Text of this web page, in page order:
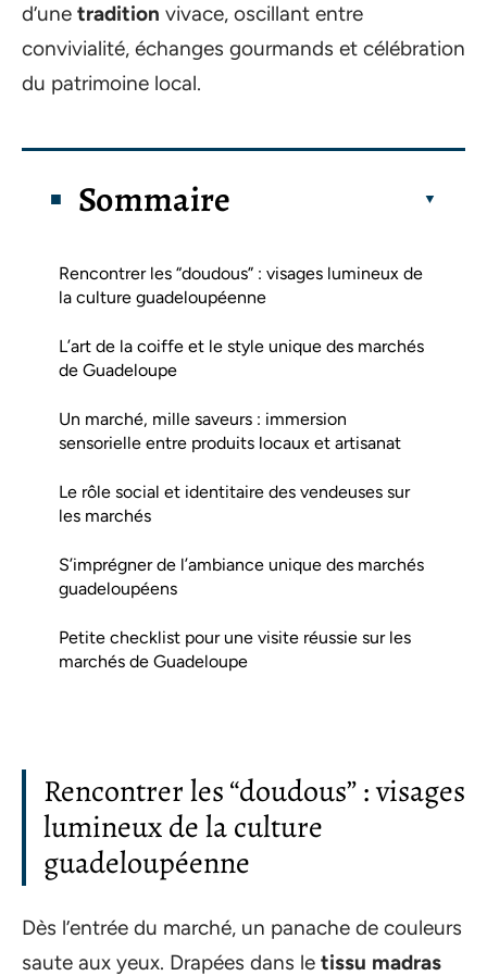
d’une tradition vivace, oscillant entre
convivialité, échanges gourmands et célébration
du patrimoine local.
Sommaire
Rencontrer les “doudous” : visages lumineux de
la culture guadeloupéenne
L’art de la coiffe et le style unique des marchés
de Guadeloupe
Un marché, mille saveurs : immersion
sensorielle entre produits locaux et artisanat
Le rôle social et identitaire des vendeuses sur
les marchés
S’imprégner de l’ambiance unique des marchés
guadeloupéens
Petite checklist pour une visite réussie sur les
marchés de Guadeloupe
Rencontrer les “doudous” : visages
lumineux de la culture
guadeloupéenne
Dès l’entrée du marché, un panache de couleurs
saute aux yeux. Drapées dans le tissu madras